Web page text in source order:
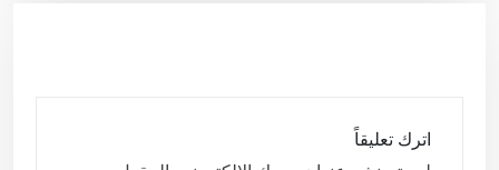
اترك تعليقاً